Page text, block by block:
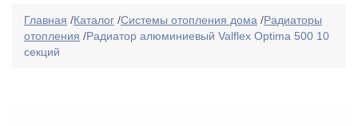
Главная /Каталог /Системы отопления дома /Радиаторы
отопления /Радиатор алюминиевый Valflex Optima 500 10
секций